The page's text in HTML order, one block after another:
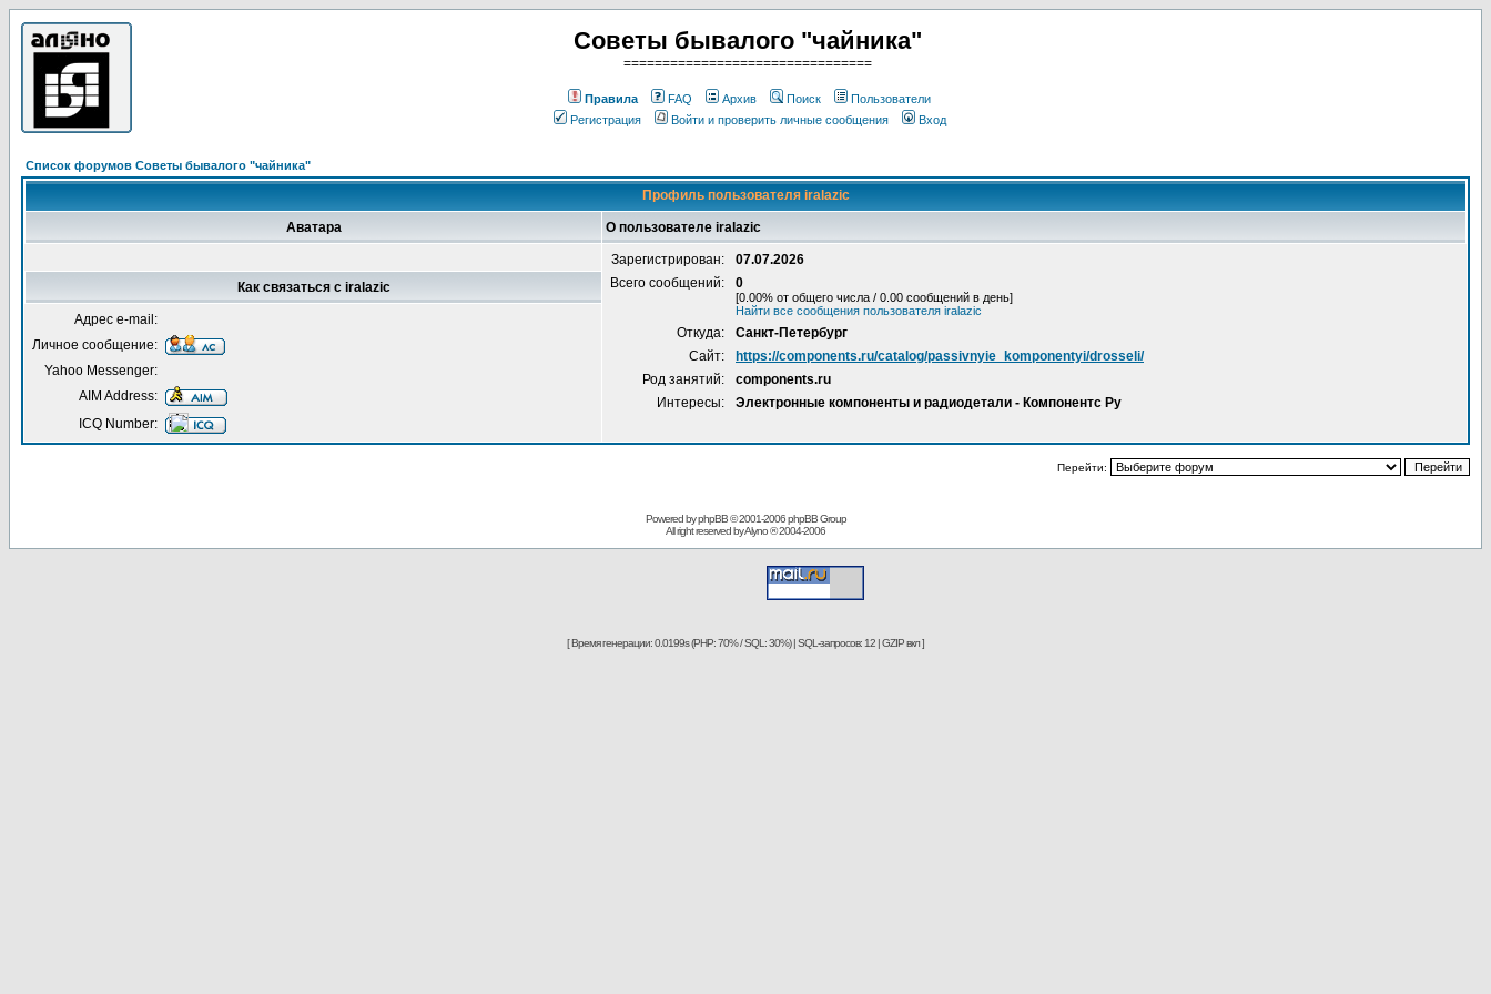
Советы бывалого "чайника"
================================
Правила FAQ Архив Поиск
Пользователи
Регистрация
Войти и проверить личные сообщения Вход
Список форумов Советы бывалого "чайника"
Профиль пользователя iralazic
Аватара О пользователе iralazic
Зарегистрирован:
07.07.2026
Всего сообщений:
0
[0.00% от общего числа / 0.00 сообщений в день]
Найти все сообщения пользователя iralazic
Откуда:
Санкт-Петербург
Сайт:
https://components.ru/catalog/passivnyie_komponentyi/drosseli/
Род занятий:
components.ru
Интересы:
Электронные компоненты и радиодетали - Компонентс Ру
Как связаться с iralazic
Адрес e-mail:
Личное сообщение:
Yahoo Messenger:
AIM Address:
ICQ Number:
Перейти:
Powered by phpBB © 2001-2006phpBB Group
All right reserved byAlyno® 2004-2006
[ Время генерации: 0.0199s (PHP: 70% / SQL: 30%) | SQL-запросов: 12 | GZIP вкл ]